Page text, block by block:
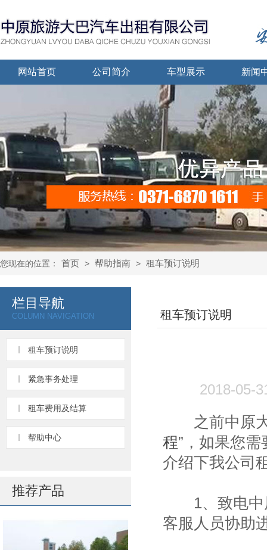
网站首页 公司简介 车型展示 新闻
您现在的位置： 首页 > 帮助指南 > 租车预订说明
栏目导航
COLUMN NAVIGATION
租车预订说明
紧急事务处理
租车费用及结算
帮助中心
推荐产品
租车预订说明
2018-
之前中原大
程”，如果您
介绍下我公司
1、致电中原
客服人员协助